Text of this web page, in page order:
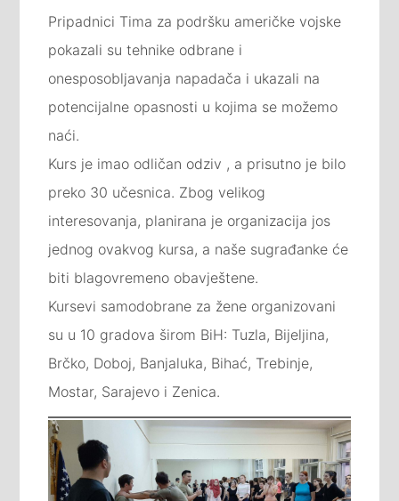
Pripadnici Tima za podršku američke vojske
pokazali su tehnike odbrane i
onesposobljavanja napadača i ukazali na
potencijalne opasnosti u kojima se možemo
naći.
Kurs je imao odličan odziv , a prisutno je bilo
preko 30 učesnica. Zbog velikog
interesovanja, planirana je organizacija jos
jednog ovakvog kursa, a naše sugrađanke će
biti blagovremeno obavještene.
Kursevi samodobrane za žene organizovani
su u 10 gradova širom BiH: Tuzla, Bijeljina,
Brčko, Doboj, Banjaluka, Bihać, Trebinje,
Mostar, Sarajevo i Zenica.